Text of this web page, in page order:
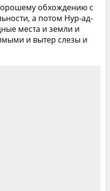
обхождению с
а потом Нур-ад-
места и земли и
и вытер слезы и